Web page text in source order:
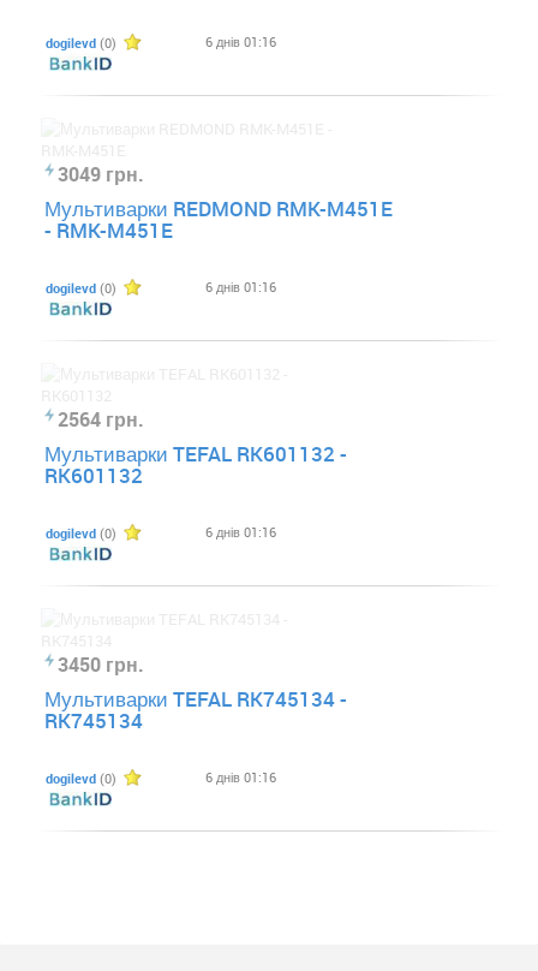
dogilevd (0) 6 днів 01:16
3049 грн.
Мультиварки REDMOND RMK-M451E
- RMK-M451E
dogilevd (0) 6 днів 01:16
2564 грн.
Мультиварки TEFAL RK601132 -
RK601132
dogilevd (0) 6 днів 01:16
3450 грн.
Мультиварки TEFAL RK745134 -
RK745134
dogilevd (0) 6 днів 01:16